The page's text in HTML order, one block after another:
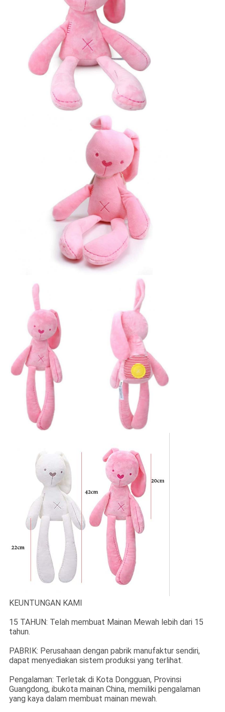
KEUNTUNGAN KAMI
15 TAHUN: Telah membuat Mainan Mewah lebih dari 15
tahun.
PABRIK: Perusahaan dengan pabrik manufaktur sendiri,
dapat menyediakan sistem produksi yang terlihat.
Pengalaman: Terletak di Kota Dongguan, Provinsi
Guangdong, ibukota mainan China, memiliki pengalaman
yang kaya dalam membuat mainan mewah.